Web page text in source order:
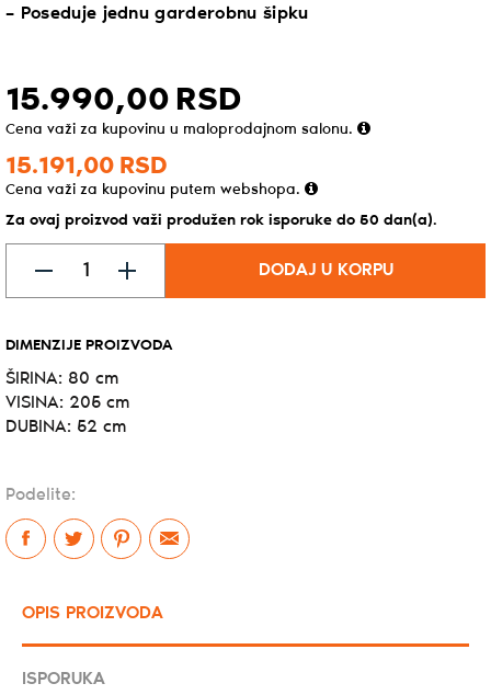
– Poseduje jednu garderobnu šipku
15.990,00 RSD
Cena važi za kupovinu u maloprodajnom salonu.
15.191,00 RSD
Cena važi za kupovinu putem webshopa.
Za ovaj proizvod važi produžen rok isporuke do 50 dan(a).
DODAJ U KORPU
DIMENZIJE PROIZVODA
ŠIRINA: 80 cm
VISINA: 205 cm
DUBINA: 52 cm
Podelite:
OPIS PROIZVODA
ISPORUKA